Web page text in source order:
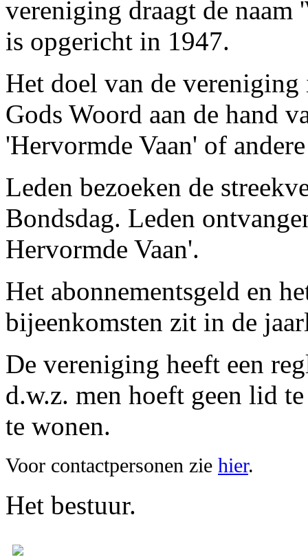
vereniging draagt de naam
is opgericht in 1947.
Het doel van de
Gods Woord aan de hand
'Hervormde Vaan' of
Leden bezoeken de
Bondsdag. Leden
Hervormde Vaan'.
Het abonnementsgeld en
bijeenkomsten zit in de
De vereniging heeft een
d.w.z. men hoeft geen lid
te wonen.
Voor contactpersonen zie hier.
Het bestuur.